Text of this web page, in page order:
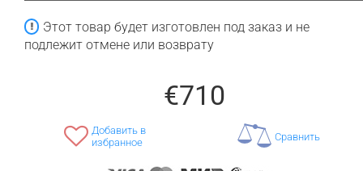
Этот товар будет изготовлен под заказ и не
подлежит отмене или возврату
€710
Добавить в
избранное
Сравнить